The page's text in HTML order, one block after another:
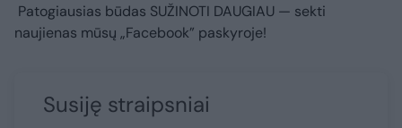
Patogiausias būdas SUŽINOTI DAUGIAU — sekti
naujienas mūsų „Facebook” paskyroje!
Susiję straipsniai